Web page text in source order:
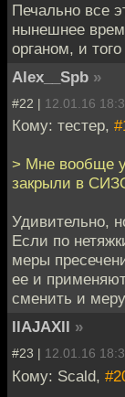
Печально все
нынешнее
органом, и
Alex__Spb »
#22 | 12.01.16
Кому: тестер,
> Мне вообще
закрыли в
Удивительно,
Если по
меры
ее и
сменить и
llAJAXll »
#23 | 12.01.16
Кому: Scald,